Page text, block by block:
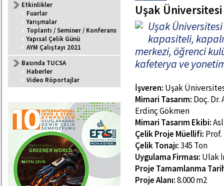
Etkinlikler
• Fuarlar
• Yarışmalar
• Toplantı / Seminer / Konferans
• Yapısal Çelik Günü
• AYM Çalıştayı 2021
Basında TUCSA
• Haberler
• Video Röportajlar
Uşak
Uşak
kapasiteli,
merkezi, öğrenci
kafeterya ve
İşveren: Uşak
Mimari Tasarım: Doç.
Erdinç Gökmen
Mimari Tasarım Ekibi:
Çelik Proje Müellifi: Prof.
Çelik Tonajı:345 Ton
Uygulama Firması: Ulak
Proje Tamamlanma
Proje Alanı:8.000 m2